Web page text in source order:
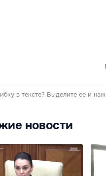
в тексте? Выделите ее и
новости